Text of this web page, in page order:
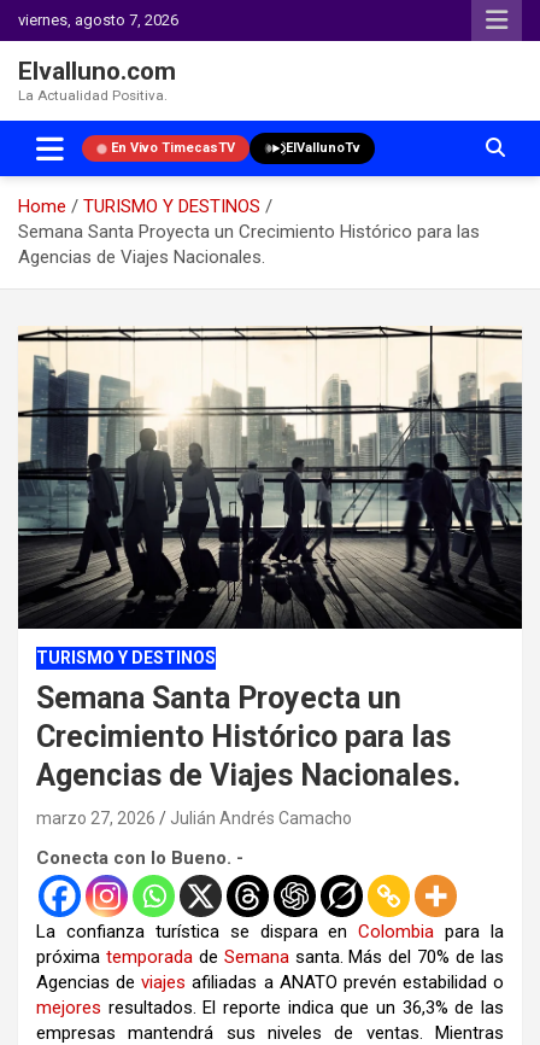
viernes, agosto 7, 2026
Elvalluno.com
La Actualidad Positiva.
En Vivo TimecasTV ElVallunoTv
Home
TURISMO Y DESTINOS
Semana Santa Proyecta un Crecimiento Histórico para las
Agencias de Viajes Nacionales.
content
TURISMO Y DESTINOS
Semana Santa Proyecta un
Crecimiento Histórico para las
Agencias de Viajes Nacionales.
marzo 27, 2026 Julián Andrés Camacho
Conecta con lo Bueno. -
La confianza turística se dispara enColombia para la
próxima temporadade Semanasanta.Más del 70% de las
Agencias deviajes afiliadas a ANATO prevén estabilidad o
mejores resultados.El reporte indica que un 36,3% de las
empresas mantendrá sus niveles de ventas. Mientras